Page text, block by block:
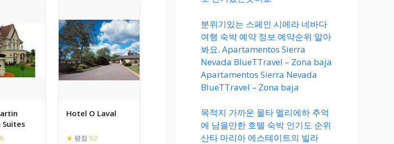
Hotel O Laval
★ 평점 9.2
분위기있는 스페인 시에라 네바다
여행 숙박 예약 정보 예약순위 알아
봐요. Apartamentos Sierra
Nevada BlueTTravel – Zona baja
Apartamentos Sierra Nevada
BlueTTravel – Zona baja
목적지 가까운 몰타 멜리에하 추억
에 남을만한 호텔 숙박 인기도 순위
산타 마리아 에스테이트의 빌라